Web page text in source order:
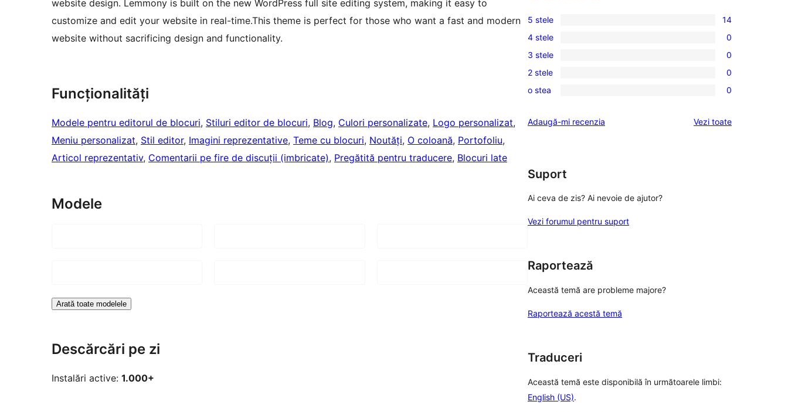
website design. Lemmony is built on the new WordPress full site editing system, making it easy to
customize and edit your website in real-time.This theme is perfect for those who want a fast and modern
website without sacrificing design and functionality.
Funcționalități
Modele pentru editorul de blocuri, Stiluri editor de blocuri, Blog, Culori personalizate, Logo personalizat
Meniu personalizat, Stil editor, Imagini reprezentative, Teme cu blocuri, Noutăți, O coloană, Portofoliu
Articol reprezentativ, Comentarii pe fire de discuții (imbricate), Pregătită pentru traducere, Blocuri late
Modele
Arată toate modelele
Descărcări pe zi
Instalări active: 1.000+
14
5
–
recenzii
(stele)
5 stele 14
0
4
–
recenzii
4 stele 0
0
3
–
(stele)
3 stele 0
0
2
recenzii
2 stele 0
0
–
o stea 0
Adaugă-mi recenzia Vezi toaterecenziile
Suport
Ai ceva de zis? Ai nevoie de ajutor?
Vezi forumul pentru suport
Raportează
Această temă are probleme majore?
Raportează acestă temă
Traduceri
Această temă este disponibilă în următoarele limbi:
English (US).